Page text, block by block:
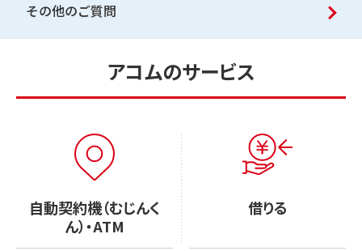
その他のご質問
アコムのサービス
自動契約機（むじんく
ん）・ATM
借りる